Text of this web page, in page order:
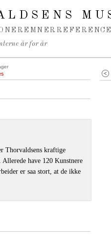
EMNER
år for år
Thorvaldsens kraftige
have 120 Kunstnere
er saa stort, at de ikke